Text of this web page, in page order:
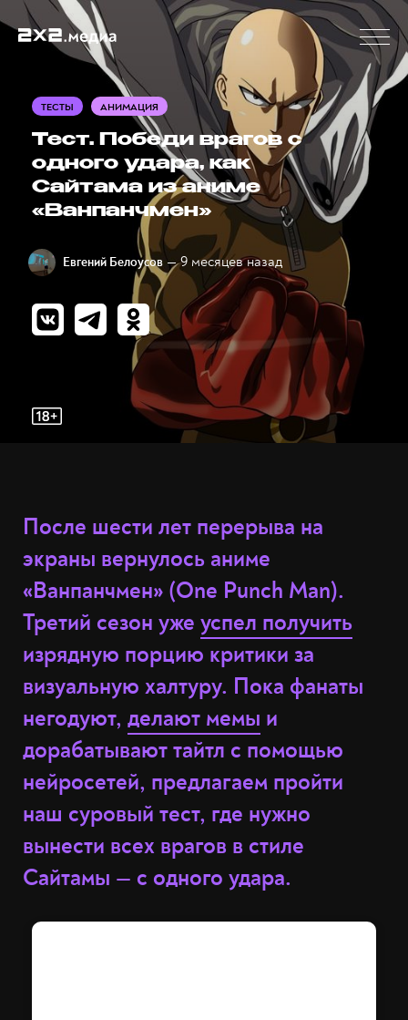
ТЕСТЫ АНИМАЦИЯ
Тест. Победи врагов с
одного удара, как
Сайтама из аниме
«Ванпанчмен»
Евгений Белоусов — 9 месяцев назад
После шести лет перерыва на
экраны вернулось аниме
«Ванпанчмен» (One Punch Man).
Третий сезон уже успел получить
изрядную порцию критики за
визуальную халтуру. Пока фанаты
негодуют, делают мемы и
дорабатывают тайтл с помощью
нейросетей, предлагаем пройти
наш суровый тест, где нужно
вынести всех врагов в стиле
Сайтамы — с одного удара.